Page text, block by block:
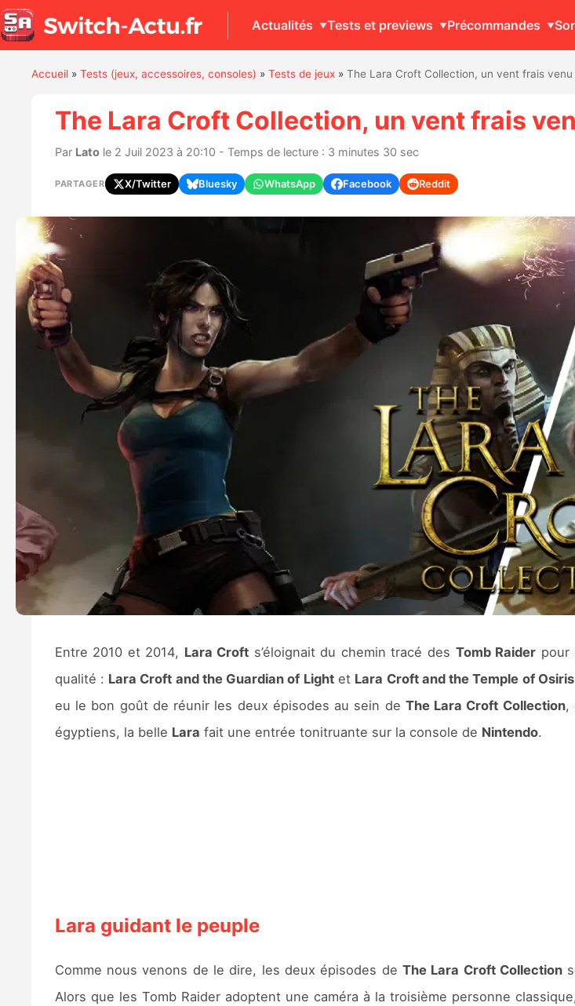
Actualités Tests et previews Précommandes
Accueil» Tests (jeux, accessoires, consoles) » Tests de jeux» The Lara Croft Collection, un vent frais venu
The Lara Croft Collection, un vent frais
Par Latole 2 Juil 2023 à 20:10 - Temps de lecture : 3 minutes 30 sec
PARTAGER X/Twitter Bluesky WhatsApp Facebook Reddit
Entre 2010 et 2014, Lara Croft s’éloignait du chemin tracé des Tomb Raider pour
qualité : Lara Croft and the Guardian of Lightet Lara Croft and the Temple of Osiris
eu le bon goût de réunir les deux épisodes au sein de The Lara Croft Collection,
égyptiens, la belle Lara fait une entrée tonitruante sur la console de Nintendo.
Lara guidant le peuple
Comme nous venons de le dire, les deux épisodes de The Lara Croft Collection
Alors que les Tomb Raider adoptent une caméra à la troisième personne